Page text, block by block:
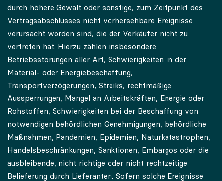
durch höhere Gewalt oder sonstige, zum Zeitpunkt des
Vertragsabschlusses nicht vorhersehbare Ereignisse
verursacht worden sind, die der Verkäufer nicht zu
vertreten hat. Hierzu zählen insbesondere
Betriebsstörungen aller Art, Schwierigkeiten in der
Material- oder Energiebeschaffung,
Transportverzögerungen, Streiks, rechtmäßige
Aussperrungen, Mangel an Arbeitskräften, Energie oder
Rohstoffen, Schwierigkeiten bei der Beschaffung von
notwendigen behördlichen Genehmigungen, behördliche
Maßnahmen, Pandemien, Epidemien, Naturkatastrophen,
Handelsbeschränkungen, Sanktionen, Embargos oder die
ausbleibende, nicht richtige oder nicht rechtzeitige
Belieferung durch Lieferanten. Sofern solche Ereignisse